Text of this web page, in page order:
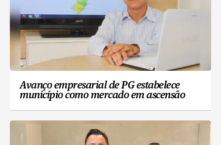
Avanço empresarial de PG estabelece
município como mercado em ascensão